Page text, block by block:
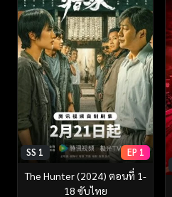
SS 1 EP 1
The Hunter (2024) ตอนที่ 1-
18 ซับไทย